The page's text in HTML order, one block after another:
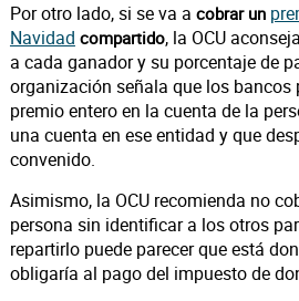
Por otro lado, si se va a cobrar un
Navidad compartido, la OCU
a cada ganador y su porcentaje de
organización señala que los bancos
premio entero en la cuenta de la
una cuenta en ese entidad y que
convenido.
Asimismo, la OCU recomienda no
persona sin identificar a los otros
repartirlo puede parecer que está
obligaría al pago del impuesto de